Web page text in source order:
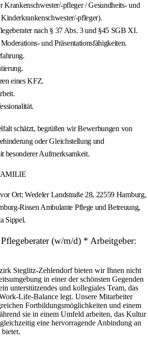
Krankenschwester/-pfleger / Gesundheits- und
pfleger).
nach § 37 Abs. 3 und §45 SGB XI.
und Präsentationsfähigkeiten.
eines KFZ.
schätzt, begrüßen wir Bewerbungen von
oder Gleichstellung und
besonderer Aufmerksamkeit.
Ort: Wedeler Landstraße 28, 22559 Hamburg,
Rissen Ambulante Pflege und Betreuung,
Sippel.
(w/m/d) * Arbeitgeber:
Steglitz-Zehlendorf bieten wir Ihnen nicht
in einer der schönsten Gegenden
unterstützendes und kollegiales Team, das
Life-Balance legt. Unsere Mitarbeiter
Fortbildungsmöglichkeiten und einem
sie in einem Umfeld arbeiten, das Kultur
eine hervorragende Anbindung an